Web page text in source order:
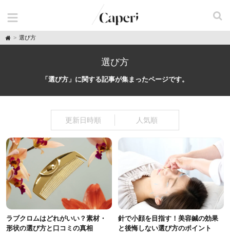
H
o
選び方
選び方
「選び方」に関する記事が集まったページです。
更新日時順 人気順
ラブクロムはどれがいい？素材・
形状の選び方と口コミの真相
針で小顔を目指す！美容鍼の効果
と後悔しない選び方のポイント